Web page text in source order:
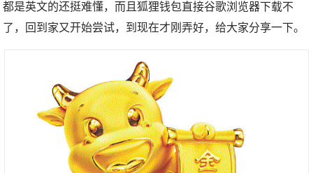
都是英文的还挺难懂，而且狐狸钱包直接谷歌浏览器下载不
了，回到家又开始尝试，到现在才刚弄好，给大家分享一下。